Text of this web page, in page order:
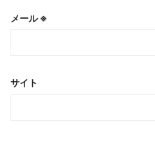
メール※
サイト